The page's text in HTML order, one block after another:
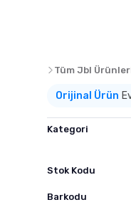
Tüm Jbl
Orijinal Ürün
Kategori
Stok Kodu
Barkodu